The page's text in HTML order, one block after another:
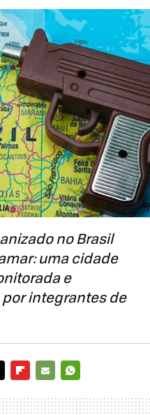
no Brasil
uma cidade
e
integrantes de
MAIL